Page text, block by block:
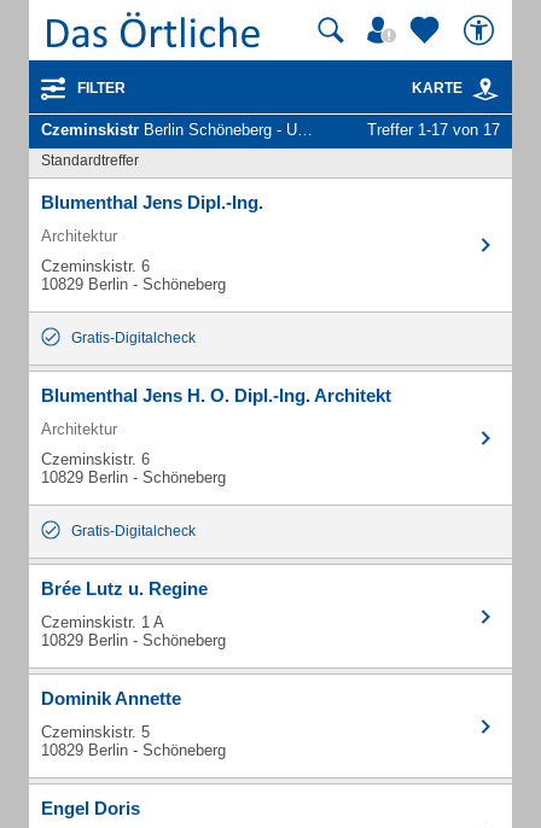
FILTER KARTE
Czeminskistr Berlin Schöneberg - Unternehmen und Personen Treffer 1-17 von 17
Standardtreffer
Blumenthal Jens Dipl.-Ing.
Architektur
Czeminskistr. 6
10829 Berlin - Schöneberg
Gratis-Digitalcheck
Blumenthal Jens H. O. Dipl.-Ing. Architekt
Architektur
Czeminskistr. 6
10829 Berlin - Schöneberg
Gratis-Digitalcheck
Brée Lutz u. Regine
Czeminskistr. 1 A
10829 Berlin - Schöneberg
Dominik Annette
Czeminskistr. 5
10829 Berlin - Schöneberg
Engel Doris